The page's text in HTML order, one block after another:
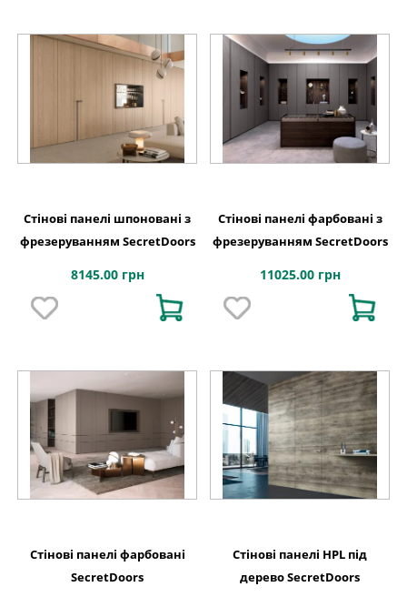
Стінові панелі шпоновані з
фрезеруванням SecretDoors
8145.00 грн
Стінові панелі фарбовані з
фрезеруванням SecretDoors
11025.00 грн
Стінові панелі фарбовані
SecretDoors
Стінові панелі HPL під
дерево SecretDoors